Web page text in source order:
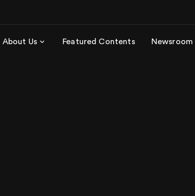
About Us Featured Contents Newsroom